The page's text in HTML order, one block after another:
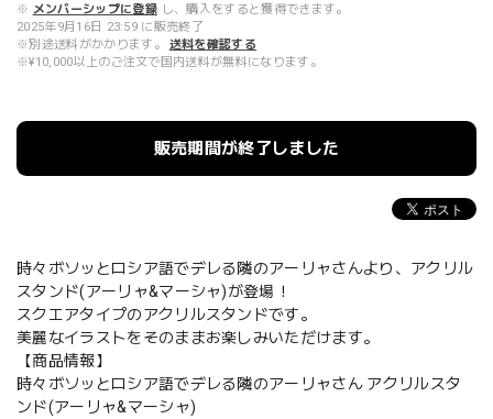
※ メンバーシップに登録 し、購入をすると獲得できます。
2025年9月16日 23:59 に販売終了
※別途送料がかかります。
送料を確認する
※¥10,000以上のご注文で国内送料が無料になります。
販売期間が終了しました
時々ボソッとロシア語でデレる隣のアーリャさんより、アクリル
スタンド(アーリャ&マーシャ)が登場！
スクエアタイプのアクリルスタンドです。
美麗なイラストをそのままお楽しみいただけます。
【商品情報】
時々ボソッとロシア語でデレる隣のアーリャさん アクリルスタ
ンド(アーリャ&マーシャ)